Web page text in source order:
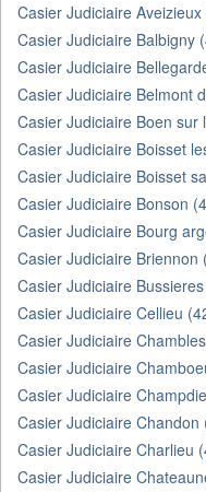
Casier Judiciaire
Casier Judiciaire Balbigny
Casier Judiciaire
Casier Judiciaire Belmont
Casier Judiciaire Boen sur
Casier Judiciaire Boisset
Casier Judiciaire Boisset
Casier Judiciaire Bonson
Casier Judiciaire Bourg
Casier Judiciaire Briennon
Casier Judiciaire
Casier Judiciaire Cellieu
Casier Judiciaire
Casier Judiciaire
Casier Judiciaire
Casier Judiciaire Chandon
Casier Judiciaire Charlieu
Casier Judiciaire